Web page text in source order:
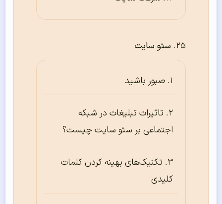
سئو سایت
صبور باشید
تاثیرات تبلیغات در شبکه
اجتماعی بر سئو سایت چیست؟
تکنیک‌های بهینه کردن کلمات
کلیدی